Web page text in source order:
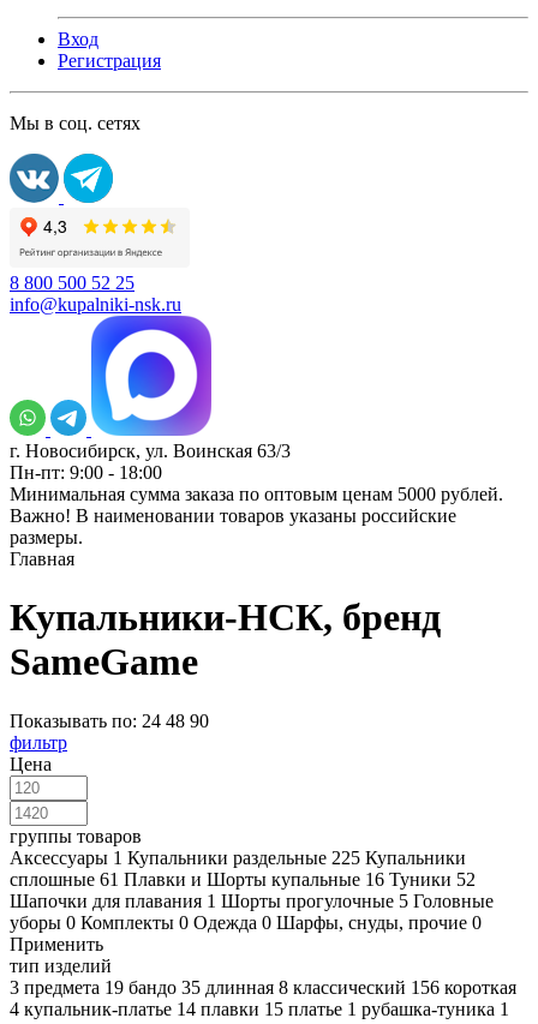
Вход
Регистрация
Мы в соц. сетях
8 800 500 52 25
info@kupalniki-nsk.ru
г. Новосибирск, ул. Воинская 63/3
Пн-пт: 9:00 - 18:00
Минимальная сумма заказа по оптовым ценам 5000 рублей.
Важно! В наименовании товаров указаны российские
размеры.
Главная
Купальники-НСК, бренд
SameGame
Показывать по: 24 48 90
фильтр
Цена
группы товаров
Аксессуары 1 Купальники раздельные 225 Купальники
сплошные 61 Плавки и Шорты купальные 16 Туники 52
Шапочки для плавания 1 Шорты прогулочные 5 Головные
уборы 0 Комплекты 0 Одежда 0 Шарфы, снуды, прочие 0
Применить
тип изделий
3 предмета 19 бандо 35 длинная 8 классический 156 короткая
4 купальник-платье 14 плавки 15 платье 1 рубашка-туника 1